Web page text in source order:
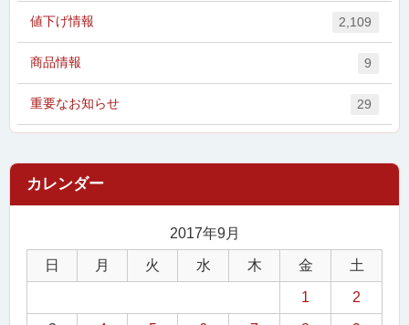
値下げ情報 2,109
商品情報 9
重要なお知らせ 29
2017年9月
日 月 火 水 木 金 土
1 2